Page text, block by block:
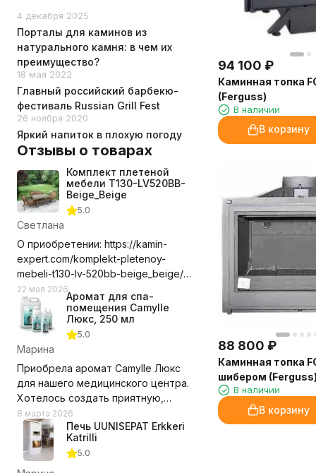
94 100 ₽
Каминная топка
(Ferguss)
В наличии
В корзину
88 800 ₽
Каминная топка
шибером (Ferguss)
В наличии
В корзину
4 декабря 2025
Порталы для каминов из
натурального камня: в чем их
преимущество?
18 мая 2022
Главный российский барбекю-
фестиваль Russian Grill Fest
26 ноября 2020
Яркий напиток в плохую погоду
Отзывы о товарах
Комплект плетеной
мебели T130-LV520BB-
Beige_Beige
5.0
Светлана
О приобретении: https://kamin-
expert.com/komplekt-pletenoy-
mebeli-t130-lv-520bb-beige_beige/
Долго выбирала где приобрести
этот комплект мебели, сравнивала
цены с учетом доставки. Выбор
компании оказался правильным.
Доставили в срок, удобное для нас
время, помогли с разгрузкой.
Замечаний нет! Рекомендую и
компанию и выбранный нами
комплект мебели.
Недостатки - Пока не обнаружили.
22 мая 2026
Аромат для спа-
помещения Camylle
Люкс, 250 мл
5.0
Марина
Приобрела аромат Camylle Люкс
для нашего медицинского центра.
Хотелось создать приятную,
располагающую атмосферу для
пациентов, но при этом без резких
запахов. Этот аромат превзошёл
ожидания!
8 марта 2026
Печь UUNISEPAT Erkkeri
Katrilli
5.0